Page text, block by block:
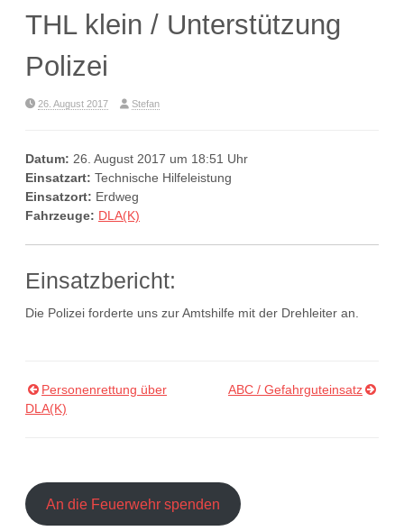
THL klein / Unterstützung
Polizei
26. August 2017 Stefan
Datum: 26. August 2017 um 18:51 Uhr
Einsatzart: Technische Hilfeleistung
Einsatzort: Erdweg
Fahrzeuge: DLA(K)
Einsatzbericht:
Die Polizei forderte uns zur Amtshilfe mit der Drehleiter an.
Beitragsnavigation
Personenrettung über
DLA(K)
ABC / Gefahrguteinsatz
An die Feuerwehr spenden